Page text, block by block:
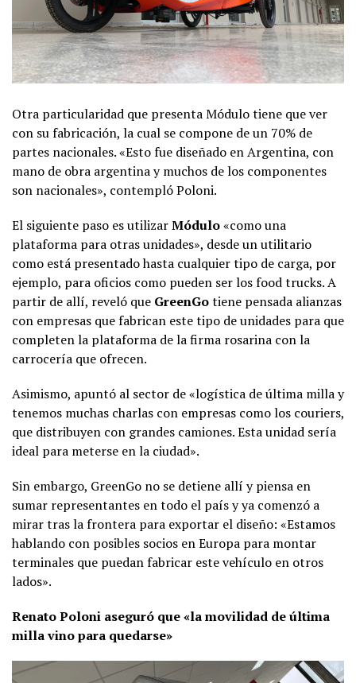
Otra particularidad que presenta Módulo tiene que ver
con su fabricación, la cual se compone de un 70% de
partes nacionales. «Esto fue diseñado en Argentina, con
mano de obra argentina y muchos de los componentes
son nacionales», contempló Poloni.
El siguiente paso es utilizarMódulo«como una
plataforma para otras unidades», desde un utilitario
como está presentado hasta cualquier tipo de carga, por
ejemplo, para oficios como pueden ser los food trucks. A
partir de allí, reveló que GreenGotiene pensada alianzas
con empresas que fabrican este tipo de unidades para que
completen la plataforma de la firma rosarina con la
carrocería que ofrecen.
Asimismo, apuntó al sector de «logística de última milla y
tenemos muchas charlas con empresas como los couriers,
que distribuyen con grandes camiones. Esta unidad sería
ideal para meterse en la ciudad».
Sin embargo, GreenGo no se detiene allí y piensa en
sumar representantes en todo el país y ya comenzó a
mirar tras la frontera para exportar el diseño: «Estamos
hablando con posibles socios en Europa para montar
terminales que puedan fabricar este vehículo en otros
lados».
Renato Poloni aseguró que «la movilidad de última
milla vino para quedarse»